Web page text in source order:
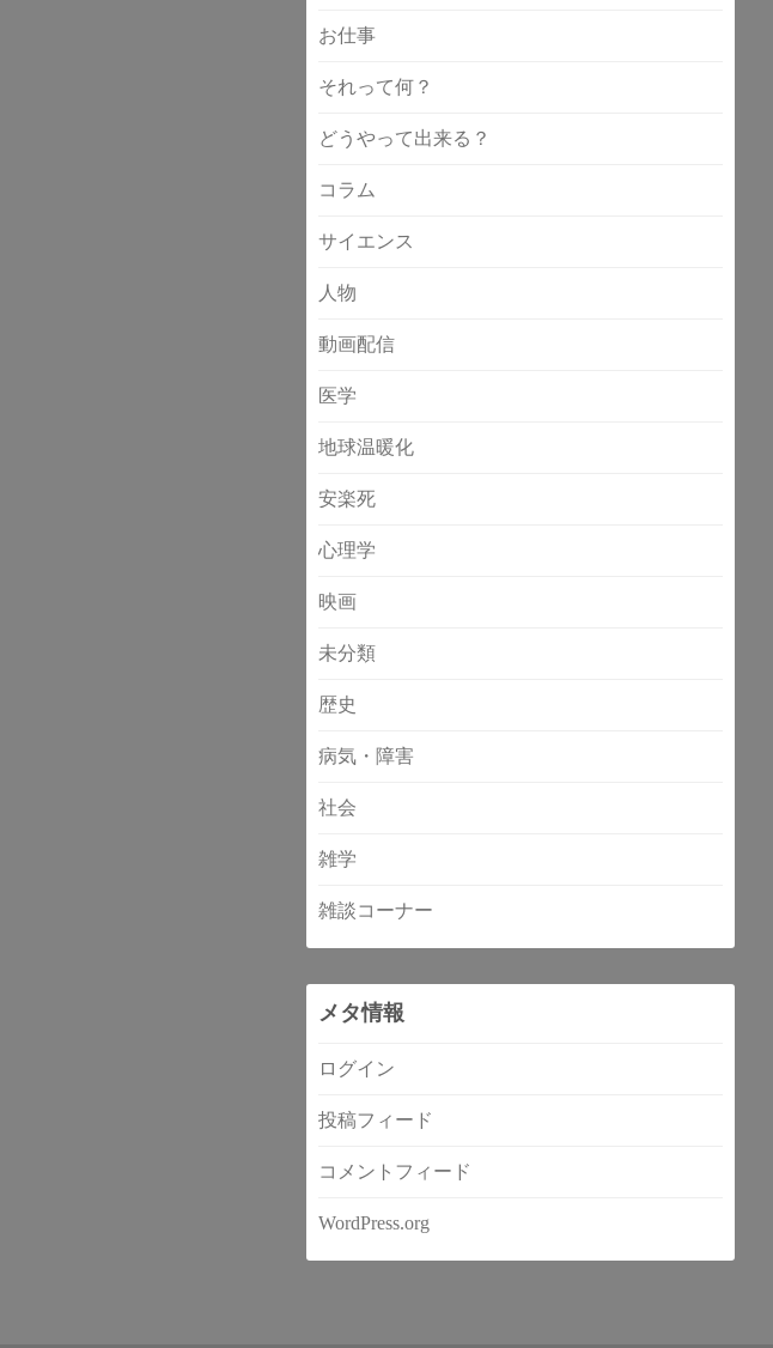
お仕事
それって何？
どうやって出来る？
コラム
サイエンス
人物
動画配信
医学
地球温暖化
安楽死
心理学
映画
未分類
歴史
病気・障害
社会
雑学
雑談コーナー
メタ情報
ログイン
投稿フィード
コメントフィード
WordPress.org